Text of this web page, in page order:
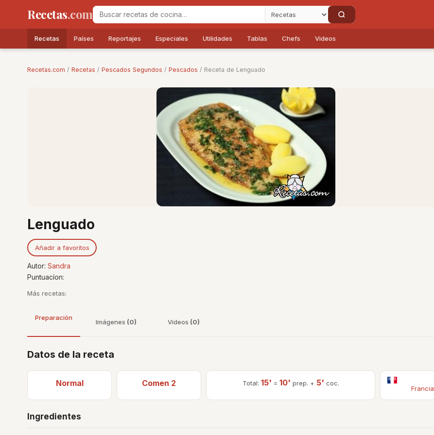
Recetas.com
Recetas Países Reportajes Especiales Utilidades Tablas Chefs Videos
Recetas.com / Recetas / Pescados Segundos / Pescados / Receta de Lenguado
Lenguado
Añadir a favoritos
Autor: Sandra
Puntuacíon:
Más recetas:
Preparación
Imágenes (0) Videos (0)
Datos de la receta
Normal Comen 2 Total: 15' = 10' prep. + 5' coc.
Francia
Ingredientes